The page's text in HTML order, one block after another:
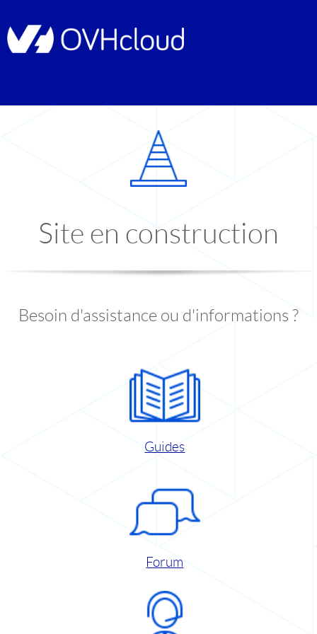
Site en construction
Besoin d'assistance ou d'informations ?
Guides
Forum